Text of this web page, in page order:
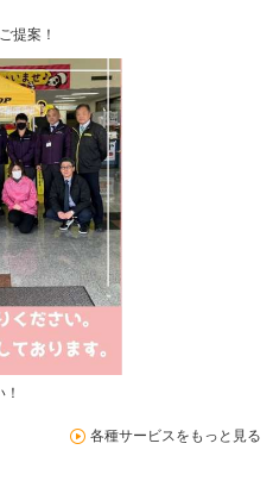
提案！
各種サービスをもっと見る